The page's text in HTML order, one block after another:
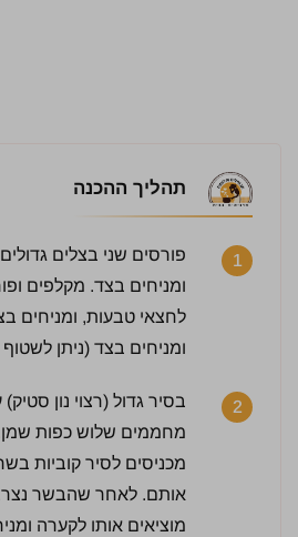
תהליך ההכנה
1
פורסים שני בצלים
לחצאי טבעות, ומניחים
ומניחים בצד (ניתן
2
בסיר גדול (רצוי נון
מחממים שלוש כפות
מכניסים לסיר קוביות
אותם. לאחר שהבשר
מוציאים אותו לקערה